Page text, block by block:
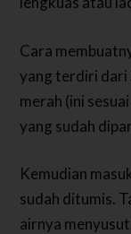
Cara
yang terdiri dari
merah (ini
yang sudah
Kemudian
sudah ditumis.
airnya